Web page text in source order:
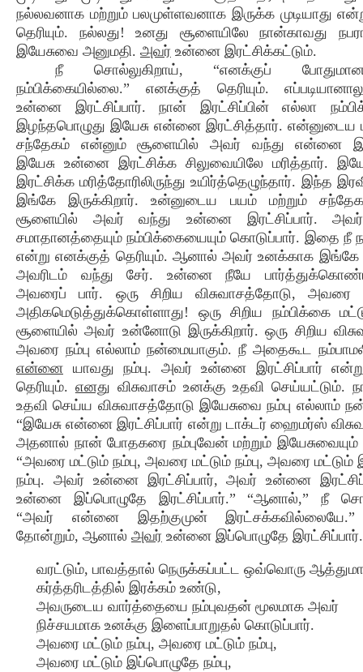
நல்லவனாக மற்றும் பலமுள்ளவனாக இருக்க முடியாது
தெரியும். நல்லது! உனது சூளையிலே நான்காவது
இயேசுவை அனுமதி. அவர் உன்னை இரட்சிக்கட்டும்.
நீ சொல்லுகிறாய், “எனக்குப்
நம்பிக்கையில்லை.” எனக்குத் தெரியும்.
உன்னை இரட்சிப்பார். நான் இரட்சிப்பின் எல்லா
இழந்தபொழுது இயேசு என்னை இரட்சித்தார். என்னுடைய
சந்தேகம் என்னும் சூளையில் அவர் வந்து என்னை
இயேசு உன்னை இரட்சிக்க சிலுவையிலே மரித்தார்.
இரட்சிக்க மரித்தோரிலிருந்து உயிர்த்தெழுந்தார். இந்த
இங்கே இருக்கிறார். உன்னுடைய பயம் மற்றும்
சூளையில் அவர் வந்து உன்னை இரட்சிப்பார்.
சமாதானத்தையும் நம்பிக்கையையும் கொடுப்பார். இதை நீ
என்று எனக்குத் தெரியும். ஆனால் அவர் உனக்காக இங்கே
அவரிடம் வந்து சேர். உன்னை நீயே
அவரைப் பார். ஒரு சிறிய விசுவாசத்தோடு, அவரை
அதிகமெடுத்துக்கொள்ளாது! ஒரு சிறிய நம்பிக்கை
சூளையில் அவர் உன்னோடு இருக்கிறார். ஒரு சிறிய
அவரை நம்பு எல்லாம் நன்மையாகும். நீ அதைகூட
என்னை யாவது நம்பு. அவர் உன்னை இரட்சிப்பார்
தெரியும். எனது விசுவாசம் உனக்கு உதவி செய்யட்டும்.
உதவி செய்ய விசுவாசத்தோடு இயேசுவை நம்பு எல்லாம்
“இயேசு என்னை இரட்சிப்பார் என்று டாக்டர் ஹைமர்ஸ்
அதனால் நான் போதகரை நம்புவேன் மற்றும் இயேசுவையும்
“அவரை மட்டும் நம்பு, அவரை மட்டும் நம்பு, அவரை மட்டும்
நம்பு. அவர் உன்னை இரட்சிப்பார், அவர் உன்னை
உன்னை இப்பொழுதே இரட்சிப்பார்.” “ஆனால்,” நீ
“அவர் என்னை இதற்குமுன்
தோன்றும், ஆனால் அவர் உன்னை இப்பொழுதே இரட்சிப்பார்.
வரட்டும், பாவத்தால் நெருக்கப்பட்ட ஒவ்வொரு
கர்த்தரிடத்தில் இரக்கம் உண்டு,
அவருடைய வார்த்தையை நம்புவதன் மூலமாக அவர்
நிச்சயமாக உனக்கு இளைப்பாறுதல் கொடுப்பார்.
அவரை மட்டும் நம்பு, அவரை மட்டும் நம்பு,
அவரை மட்டும் இப்பொழுதே நம்பு,